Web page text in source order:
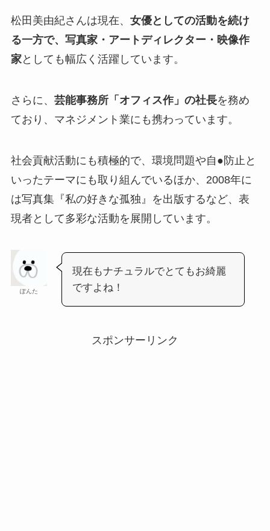
松田美由紀さんは現在、 女優としての活動を続け
る一方で、写真家・アートディレクター・映像作
家としても幅広く活躍しています。
さらに、 芸能事務所「オフィス作」の社長を務め
ており、マネジメント業にも携わっています。
社会貢献活動にも積極的で、環境問題や自●防止と
いったテーマにも取り組んでいるほか、2008年に
は写真集『私の好きな孤独』を出版するなど、表
現者として多彩な活動を展開しています。
ぽんた
現在もナチュラルでとてもお綺麗
ですよね！
スポンサーリンク